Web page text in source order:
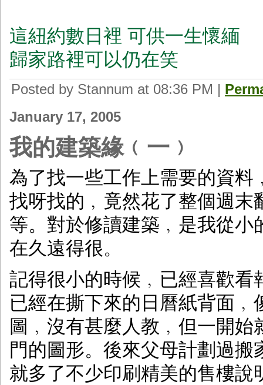
這紐約數日裡 可供一生懷緬
歸家路裡可以仍在笑
Posted by Stannum at 08:36 PM |
January 17, 2005
我的建築緣﹙一﹚
為了找一些工作上需要的資
找呀找的﹐竟然花了整個週
等。對於修讀建築﹐是我從
在久遠得很。
記得很小的時候﹐已經喜歡
已經在撕下來的日曆紙背面
圖﹐沒有甚麼人教﹐但一開
門的圖形。後來父母計劃過
就多了不少印刷精美的售樓